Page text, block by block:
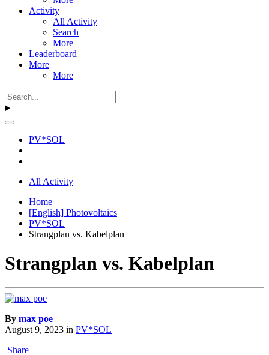
Activity
All Activity
Search
More
Leaderboard
More
More
PV*SOL
All Activity
Home
[English] Photovoltaics
PV*SOL
Strangplan vs. Kabelplan
Strangplan vs. Kabelplan
By max poe
August 9, 2023 in PV*SOL
Share